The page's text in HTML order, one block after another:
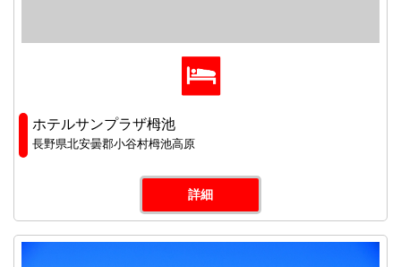
ホテルサンプラザ栂池
長野県北安曇郡小谷村栂池高原
詳細